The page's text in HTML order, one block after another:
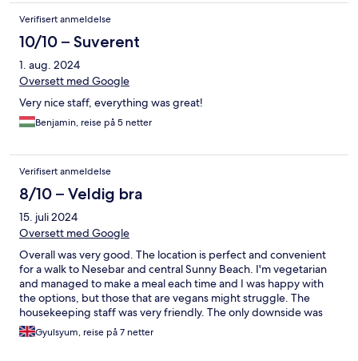
Verifisert anmeldelse
10/10 – Suverent
1. aug. 2024
Oversett med Google
Very nice staff, everything was great!
Benjamin, reise på 5 netter
Verifisert anmeldelse
8/10 – Veldig bra
15. juli 2024
Oversett med Google
Overall was very good. The location is perfect and convenient
for a walk to Nesebar and central Sunny Beach. I'm vegetarian
and managed to make a meal each time and I was happy with
the options, but those that are vegans might struggle. The
housekeeping staff was very friendly. The only downside was
one of the receptionists whose name I couldn't catch, he made
me feel uncomfortable/unwelcome. I work in the same industry,
Gyulsyum, reise på 7 netter